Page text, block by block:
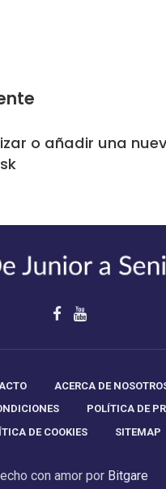
o añadir una
ACERCA DE
POLÍTICA DE
DE COOKIES
SITEMAP
con amor por Bitgare